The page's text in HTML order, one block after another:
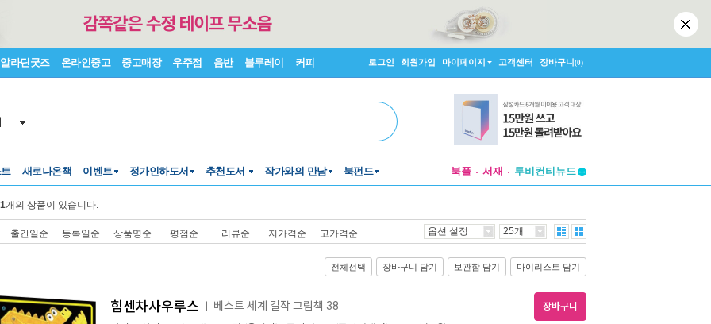
알라딘굿즈 온라인중고 중고매장 우주점 음반 블루레이 커피 로그인 회원가입 마이페이지 고객센터 장바구니(0)
새로나온책 이벤트 정가인하도서 추천도서 작가와의 만남 북펀드 북플 서재
투비컨티뉴드
개의 상품이 있습니다.
출간일순 등록일순 상품명순 평점순 리뷰순 저가격순 고가격순 옵션 설정 25개
전체선택 장바구니 담기 보관함 담기 마이리스트 담기
힘센차사우루스 베스트 세계 걸작 그림책 38 장바구니